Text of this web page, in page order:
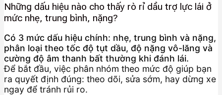
Những dấu hiệu nào cho thấy rò rỉ dầu trợ lực lái ở
mức nhẹ, trung bình, nặng?
Có 3 mức dấu hiệu chính: nhẹ, trung bình và nặng,
phân loại theo tốc độ tụt dầu, độ nặng vô-lăng và
cường độ âm thanh bất thường khi đánh lái.
Để bắt đầu, việc phân nhóm theo mức độ giúp bạn
ra quyết định đúng: theo dõi, sửa sớm, hay dừng xe
ngay để tránh rủi ro.